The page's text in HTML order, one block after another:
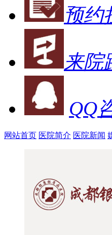
预约
来院
QQ
网站首页 医院简介 医院新闻